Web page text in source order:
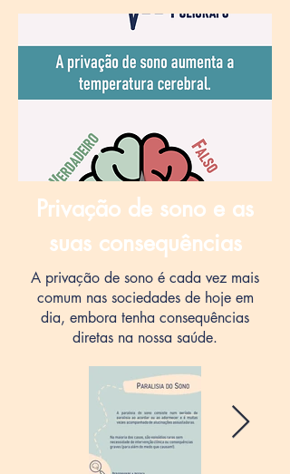
Privação de sono e as
suas consequências
A privação de sono é cada vez mais
comum nas sociedades de hoje em
dia, embora tenha consequências
diretas na nossa saúde.